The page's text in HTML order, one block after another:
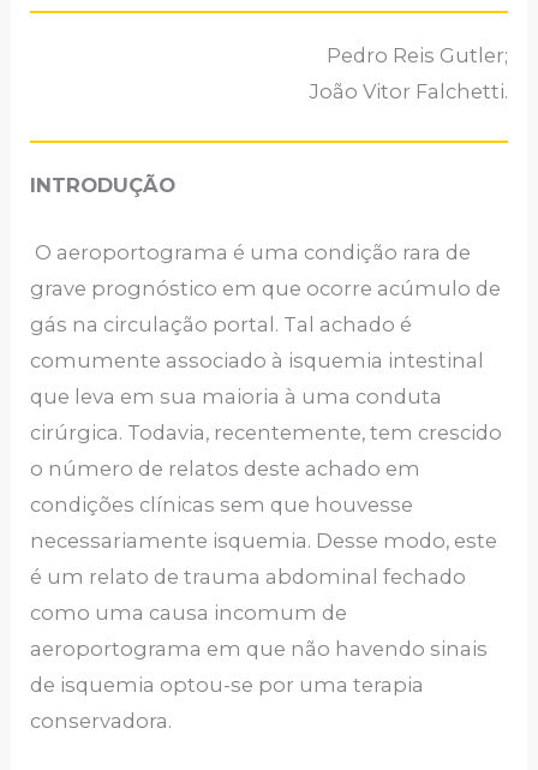
Pedro Reis Gutler;
João Vitor Falchetti.
INTRODUÇÃO
O aeroportograma é uma condição rara de
grave prognóstico em que ocorre acúmulo de
gás na circulação portal. Tal achado é
comumente associado à isquemia intestinal
que leva em sua maioria à uma conduta
cirúrgica. Todavia, recentemente, tem crescido
o número de relatos deste achado em
condições clínicas sem que houvesse
necessariamente isquemia. Desse modo, este
é um relato de trauma abdominal fechado
como uma causa incomum de
aeroportograma em que não havendo sinais
de isquemia optou-se por uma terapia
conservadora.